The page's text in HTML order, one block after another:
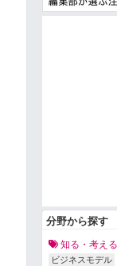
分野から探す
知る・考える
ビジネスモデル